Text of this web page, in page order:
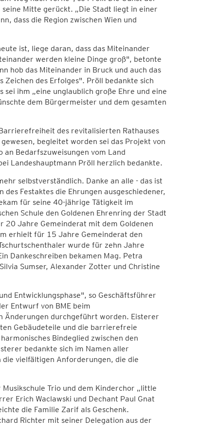
Mitte gerückt. „Die Stadt liegt in einer
dass die Region zwischen Wien und
ist, liege daran, dass das Miteinander
werden kleine Dinge groß", betonte
hob das Miteinander in Bruck und auch das
Zeichen des Erfolges". Pröll bedankte sich
ihm „eine unglaublich große Ehre und eine
dem Bürgermeister und dem gesamten
des revitalisierten Rathauses
begleitet worden sei das Projekt von
Bedarfszuweisungen vom Land
Landeshauptmann Pröll herzlich bedankte.
selbstverständlich. Danke an alle - das ist
Festaktes die Ehrungen ausgeschiedener,
für seine 40-jährige Tätigkeit im
Schule den Goldenen Ehrenring der Stadt
Jahre Gemeinderat mit dem Goldenen
erhielt für 15 Jahre Gemeinderat den
wurde für zehn Jahre
Dankeschreiben bekamen Mag. Petra
Sumser, Alexander Zotter und Christine
Entwicklungsphase", so Geschäftsführer
Entwurf von BME beim
Änderungen durchgeführt worden. Eisterer
Gebäudeteile und die barrierefreie
Bindeglied zwischen den
bedankte sich im Namen aller
die vielfältigen Anforderungen, die die
Trio und dem Kinderchor „little
Erich Waclawski und Dechant Paul Gnat
die Familie Zarif als Geschenk.
Richter mit seiner Delegation aus der